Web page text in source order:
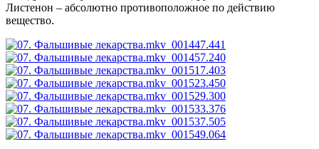
Листенон – абсолютно противоположное по действию
вещество.